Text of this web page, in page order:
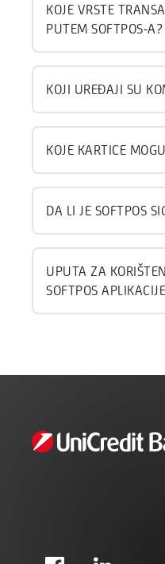
KOJE VRSTE
PUTEM SOFTPOS-A?
KOJI UREĐAJI SU
KOJE KARTICE
DA LI JE SOFTPOS
UPUTA ZA
SOFTPOS APLIKACIJE